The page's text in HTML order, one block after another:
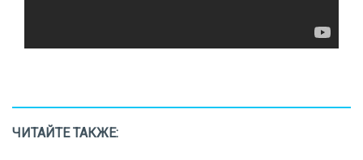
ЧИТАЙТЕ ТАКЖЕ: